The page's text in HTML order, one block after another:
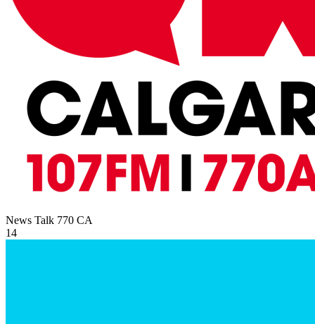
News Talk 770 CA
14